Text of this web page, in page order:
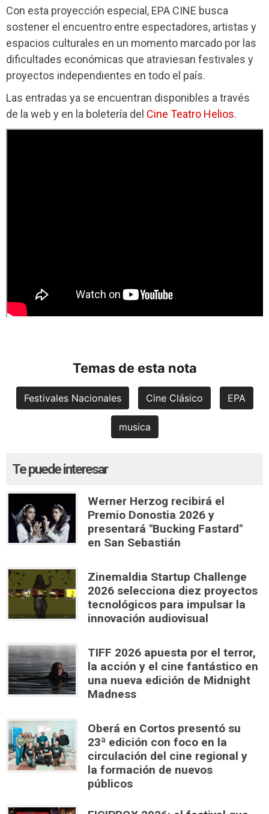
Con esta proyección especial, EPA CINE busca
sostener el encuentro entre espectadores, artistas y
espacios culturales en un momento marcado por las
dificultades económicas que atraviesan festivales y
proyectos independientes en todo el país.
Las entradas ya se encuentran disponibles a través
de la web y en la boletería del Cine Teatro Helios.
Temas de esta nota
Festivales Nacionales Cine Clásico EPA
musica
Te puede interesar
Werner Herzog recibirá el
Premio Donostia 2026 y
presentará "Bucking Fastard"
en San Sebastián
Zinemaldia Startup Challenge
2026 selecciona diez proyectos
tecnológicos para impulsar la
innovación audiovisual
TIFF 2026 apuesta por el terror,
la acción y el cine fantástico en
una nueva edición de Midnight
Madness
Oberá en Cortos presentó su
23ª edición con foco en la
circulación del cine regional y
la formación de nuevos
públicos